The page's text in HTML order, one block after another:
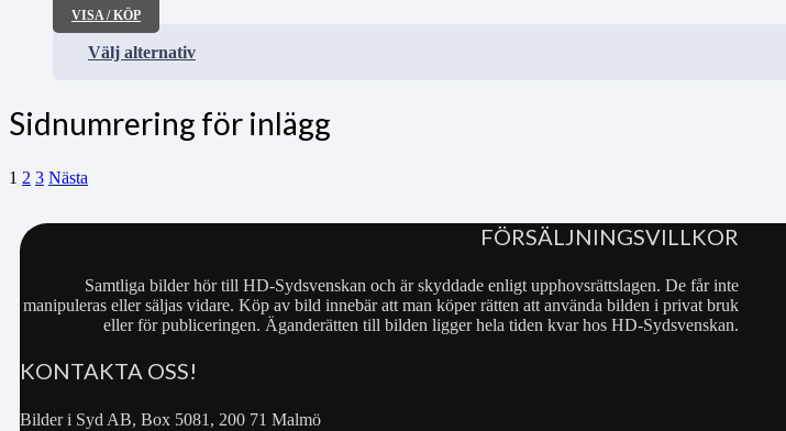
VISA / KÖP
Välj alternativ
Sidnumrering för inlägg
1 2 3 Nästa
FÖRSÄLJNINGSVILLKOR
Samtliga bilder hör till HD-Sydsvenskan och är skyddade enligt upphovsrättslagen. De får inte
manipuleras eller säljas vidare. Köp av bild innebär att man köper rätten att använda bilden i privat bruk
eller för publiceringen. Äganderätten till bilden ligger hela tiden kvar hos HD-Sydsvenskan.
KONTAKTA OSS!
Bilder i Syd AB, Box 5081, 200 71 Malmö